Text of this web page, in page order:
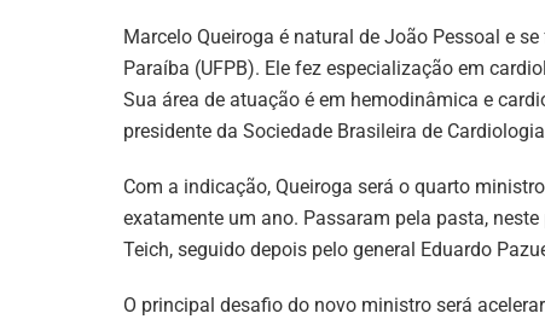
Marcelo Queiroga é natural de João Pessoal e
Paraíba (UFPB). Ele fez especialização em
Sua área de atuação é em hemodinâmica e
presidente da Sociedade Brasileira de
Com a indicação, Queiroga será o quarto
exatamente um ano. Passaram pela pasta,
Teich, seguido depois pelo general Eduardo
O principal desafio do novo ministro será